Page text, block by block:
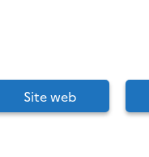
Site web